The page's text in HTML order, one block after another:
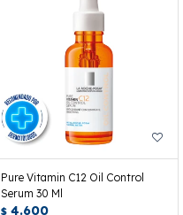
Pure Vitamin C12 Oil Control
Serum 30 Ml
$ 4.600